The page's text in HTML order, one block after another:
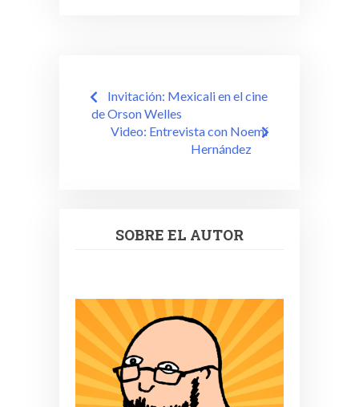
Navegación
de
Invitación: Mexicali en el cine
de Orson Welles
Video: Entrevista con Noemí
Hernández
SOBRE EL AUTOR